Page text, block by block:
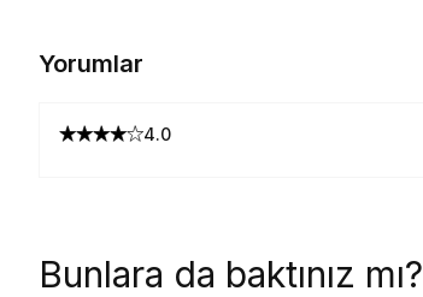
Yorumlar
4.0
Bunlara da baktınız mı?